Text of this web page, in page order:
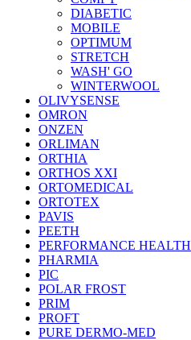
DIABETIC
MOBILE
OPTIMUM
STRETCH
WASH' GO
WINTERWOOL
OLIVYSENSE
OMRON
ONZEN
ORLIMAN
ORTHIA
ORTHOS XXI
ORTOMEDICAL
ORTOTEX
PAVIS
PEETH
PERFORMANCE HEALTH
PHARMIA
PIC
POLAR FROST
PRIM
PROFT
PURE DERMO-MED